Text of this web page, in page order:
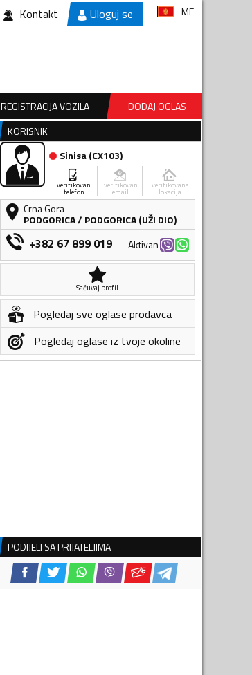
Kontakt Uloguj se ME
REGISTRACIJA VOZILA
DODAJ OGLAS
KORISNIK
Sinisa(CX103)
verifikovan
telefon
verifikovan
email
verifikovana
lokacija
Crna Gora
PODGORICA/ PODGORICA (UŽI DIO)
+382 67 899 019 Aktivan
Sačuvaj profil
Pogledaj sve oglase prodavca
Pogledaj oglase iz tvoje okoline
PODIJELI SA PRIJATELJIMA